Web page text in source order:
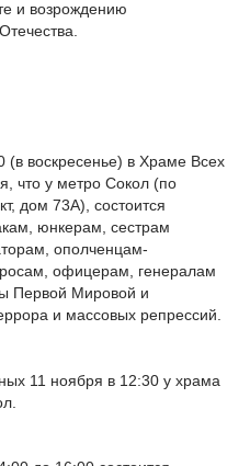
и возрождению
(в воскресенье) в Храме Всех
что у метро Сокол (по
дом 73А), состоится
юнкерам, сестрам
ополченцам-
офицерам, генералам
Первой Мировой и
и массовых репрессий.
11 ноября в 12:30 у храма